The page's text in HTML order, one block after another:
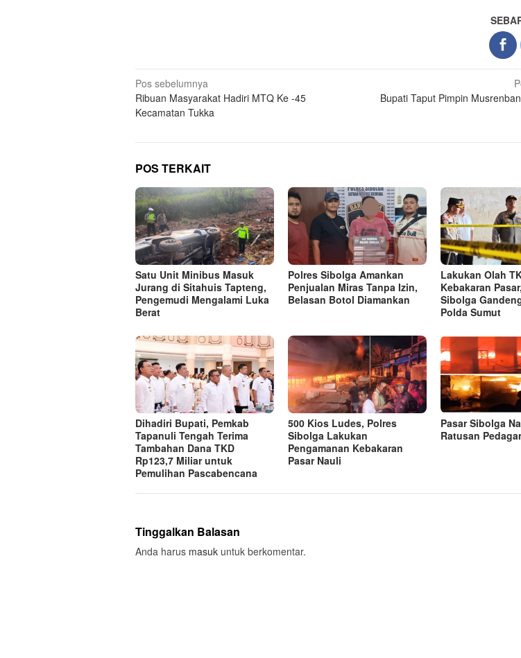
Navigasi
pos
Pos sebelumnya
Ribuan Masyarakat Hadiri MTQ Ke -45
Kecamatan Tukka
Bupati Taput Pimpin
POS TERKAIT
Satu Unit Minibus Masuk
Jurang di Sitahuis Tapteng,
Pengemudi Mengalami Luka
Berat
Polres Sibolga Amankan
Penjualan Miras Tanpa Izin,
Belasan Botol Diamankan
Lakukan Olah
Kebakaran
Sibolga
Polda Sumut
Dihadiri Bupati, Pemkab
Tapanuli Tengah Terima
Tambahan Dana TKD
Rp123,7 Miliar untuk
Pemulihan Pascabencana
500 Kios Ludes, Polres
Sibolga Lakukan
Pengamanan Kebakaran
Pasar Nauli
Pasar Sibolga
Ratusan
Tinggalkan Balasan
Anda harus masuk untuk berkomentar.